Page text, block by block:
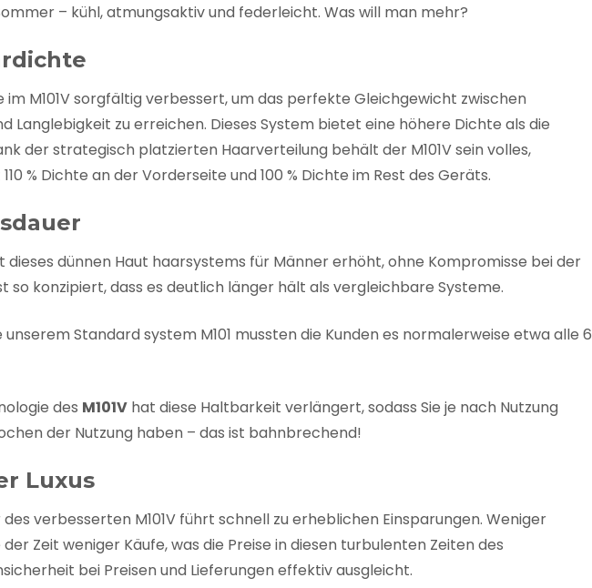
– kühl, atmungsaktiv und federleicht. Was will man mehr?
M101V sorgfältig verbessert, um das perfekte Gleichgewicht zwischen
Langlebigkeit zu erreichen. Dieses System bietet eine höhere Dichte als die
Dank der strategisch platzierten Haarverteilung behält der M101V sein volles,
% Dichte an der Vorderseite und 100 % Dichte im Rest des Geräts.
dünnen Haut haarsystems für Männer erhöht, ohne Kompromisse bei der
so konzipiert, dass es deutlich länger hält als vergleichbare Systeme.
Standard system M101 mussten die Kunden es normalerweise etwa alle 6
des M101V hat diese Haltbarkeit verlängert, sodass Sie je nach Nutzung
der Nutzung haben – das ist bahnbrechend!
Luxus
verbesserten M101V führt schnell zu erheblichen Einsparungen. Weniger
Zeit weniger Käufe, was die Preise in diesen turbulenten Zeiten des
bei Preisen und Lieferungen effektiv ausgleicht.